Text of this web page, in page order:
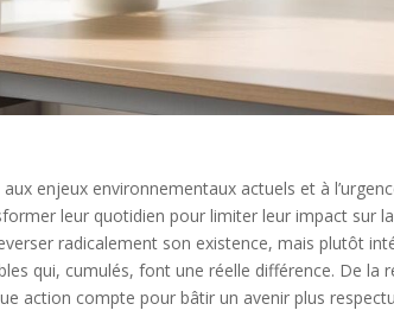
aux enjeux environnementaux actuels et à
leur quotidien pour limiter leur impact sur
radicalement son existence, mais plutôt
qui, cumulés, font une réelle différence. De
action compte pour bâtir un avenir plus